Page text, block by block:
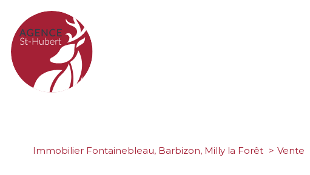
Immobilier Fontainebleau, Barbizon, Milly la Forêt Vente